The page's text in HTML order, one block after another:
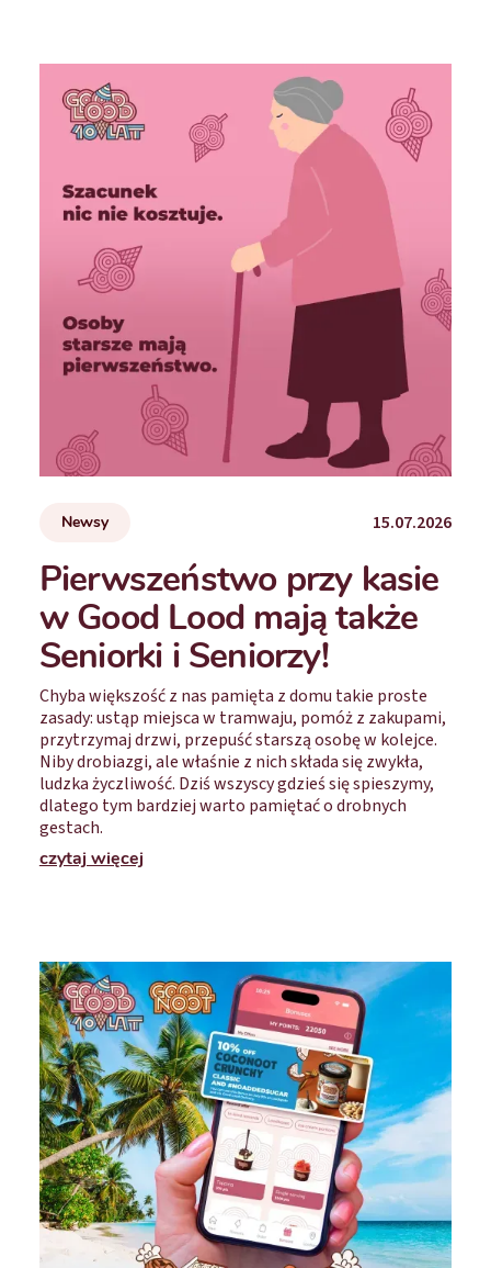
Newsy 15.07.2026
Pierwszeństwo przy kasie
w Good Lood mają także
Seniorki i Seniorzy!
Chyba większość z nas pamięta z domu takie proste
zasady: ustąp miejsca w tramwaju, pomóż z zakupami,
przytrzymaj drzwi, przepuść starszą osobę w kolejce.
Niby drobiazgi, ale właśnie z nich składa się zwykła,
ludzka życzliwość. Dziś wszyscy gdzieś się spieszymy,
dlatego tym bardziej warto pamiętać o drobnych
gestach.
czytaj więcej